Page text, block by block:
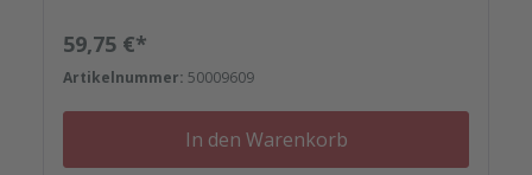
Nieten, Schrauben, Kunststoffeinsätzen bis zu
Reparaturplättchen.
Regulärer Preis:
59,75 €*
Artikelnummer: 50009609
In den Warenkorb